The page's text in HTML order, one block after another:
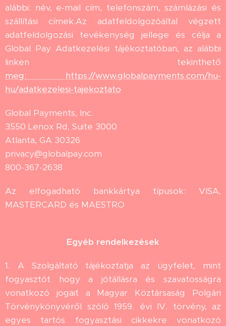
alábbi: név, e-mail cím, telefonszám, számlázási és
szállítási címek.Az adatfeldolgozóáltal végzett
adatfeldolgozási tevékenység jellege és célja a
Global Pay Adatkezelési tájékoztatóban, az alábbi
linken tekinthető
meg: https://www.globalpayments.com/hu-
hu/adatkezelesi-tajekoztato
Global Payments, Inc.
3550 Lenox Rd, Suite 3000
Atlanta, GA 30326
privacy@globalpay.com
800-367-2638
Az elfogadható bankkártya típusok: VISA,
MASTERCARD és MAESTRO
Egyéb rendelkezések
1. A Szolgáltató tájékoztatja az ügyfelet, mint
fogyasztót hogy a jótállásra és szavatosságra
vonatkozó jogait a Magyar Köztársaság Polgári
Törvénykönyvéről szóló 1959. évi IV. törvény, az
egyes tartós fogyasztási cikkekre vonatkozó